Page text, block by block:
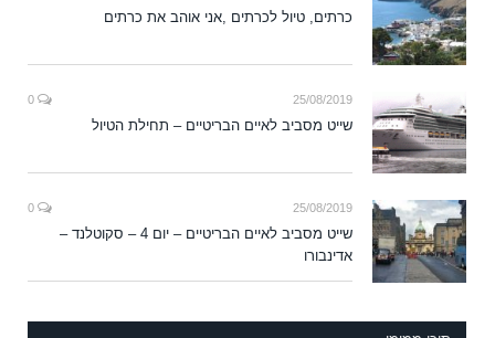
כרתים, טיול לכרתים ,אני אוהב את כרתים
25/08/2019
שייט מסביב לאיים הבריטיים – תחילת הטיול
25/08/2019
שייט מסביב לאיים הבריטיים – יום 4 – סקוטלנד –
אדינבורו